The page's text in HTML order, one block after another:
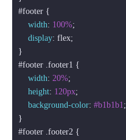
#footer {
width: 100%;
display: flex;
#footer .footer1 {
width: 20%;
height: 120px;
background-color: #b1b1b1;
#footer .footer2 {